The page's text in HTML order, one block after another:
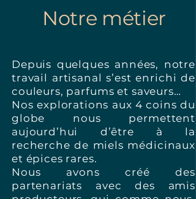
Notre métier
Depuis quelques années, notre
travail artisanal s’est enrichi de
couleurs, parfums et saveurs…
Nos explorations aux 4 coins du
globe nous permettent
aujourd’hui d’être à la
recherche de miels médicinaux
et épices rares.
Nous avons créé des
partenariats avec des amis